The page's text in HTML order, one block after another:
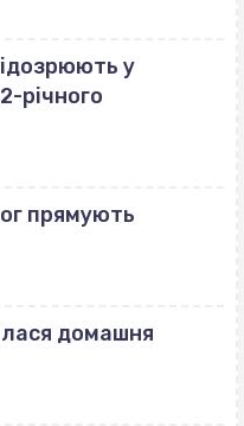
у
річного
прямують
домашня